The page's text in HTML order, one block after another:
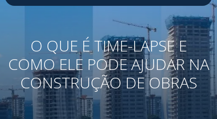
O QUE É TIME-LAPSE E
COMO ELE PODE AJUDAR NA
CONSTRUÇÃO DE OBRAS